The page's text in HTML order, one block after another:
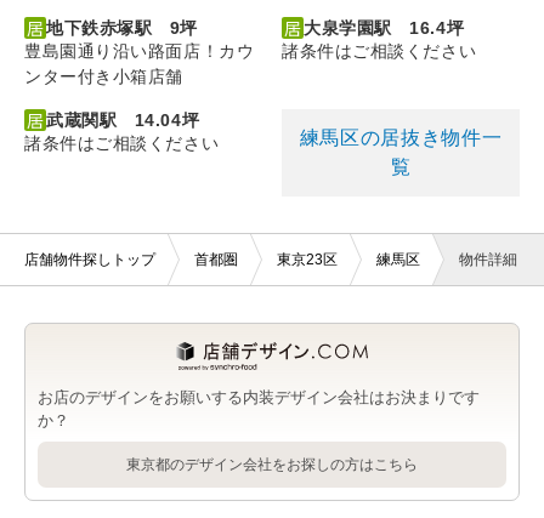
地下鉄赤塚駅 9坪
豊島園通り沿い路面店！カウ
ンター付き小箱店舗
大泉学園駅 16.4坪
諸条件はご相談ください
武蔵関駅 14.04坪
諸条件はご相談ください
練馬区の居抜き物件一
覧
店舗物件探しトップ 首都圏 東京23区 練馬区 物件詳細
お店のデザインをお願いする内装デザイン会社はお決まりです
か？
東京都のデザイン会社をお探しの方はこちら